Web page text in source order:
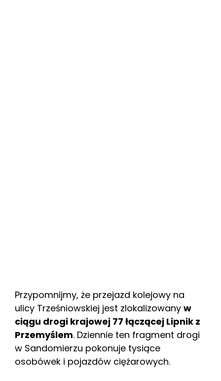
Przypomnijmy, że przejazd kolejowy na
ulicy Trześniowskiej jest zlokalizowany w
ciągu drogi krajowej 77 łączącej Lipnik z
Przemyślem. Dziennie ten fragment drogi
w Sandomierzu pokonuje tysiące
osobówek i pojazdów ciężarowych.